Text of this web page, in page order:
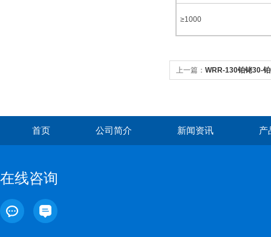
≥1000
上一篇： WRR-130铂铑30-
首页 公司简介 新闻资讯 产
在线咨询